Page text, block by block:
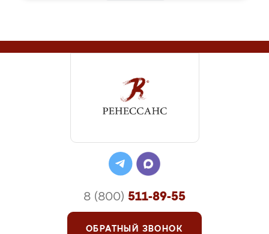
8 (800) 511-89-55
ОБРАТНЫЙ ЗВОНОК